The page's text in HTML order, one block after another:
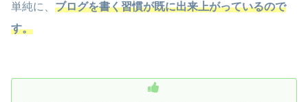
単純に、 ブログを書く習慣が既に出来上がっているので
す。